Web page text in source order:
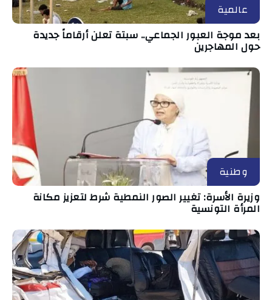
عالمية
بعد موجة العبور الجماعي.. سبتة تعلن أرقاماً جديدة
حول المهاجرين
وطنية
وزيرة الأسرة: تغيير الصور النمطية شرط لتعزيز مكانة
المرأة التونسية